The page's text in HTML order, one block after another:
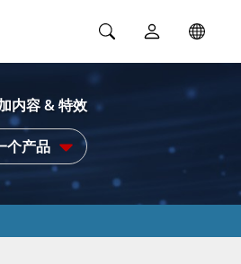
内容 & 特效
个产品